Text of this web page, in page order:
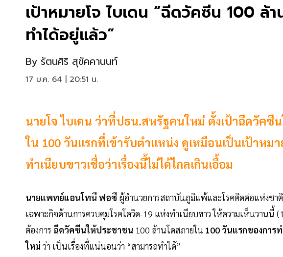
เป้าหมายโจ ไบเดน “ฉีดวัคซีน 100 ล้
ทำได้อยู่แล้ว”
By รัตนศิริ สุขัคคานนท์
17 ม.ค. 64 | 20:51 น.
นายโจ ไบเดน ว่าที่ปธน.สหรัฐคนใหม่ ตั้งเป้าฉีดวัคซี
ใน 100 วันแรกที่เข้ารับตำแหน่ง ดูเหมือนเป็นเป้าห
ทำเนียบขาวเชื่อว่าเรื่องนี้ไม่ได้ไกลเกินเอื้อม
นายแพทย์แอนโทนี ฟอซี ผู้อำนวยการสถาบันภูมิแพ้และโรคติดต่อแห่งช
เฉพาะกิจด้านการควบคุมโรคโควิด-19 แห่งทำเนียบขาว ให้ความเห็นวานนี้
ต้องการ ฉีดวัคซีนให้ประชาชน 100 ล้านโดสภายใน 100 วันแรกของการ
ใหม่ ว่า เป็นเรื่องที่แน่นอนว่า “สามารถทำได้”